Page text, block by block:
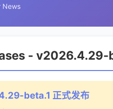
News
- v2026.4.29-
beta.1 正式发布